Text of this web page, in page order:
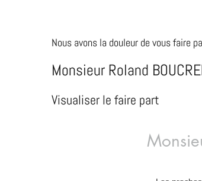
Nous avons la douleur de vous faire
Monsieur Roland
Visualiser le faire part